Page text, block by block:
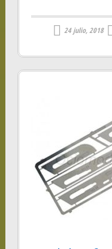
24 julio, 2018